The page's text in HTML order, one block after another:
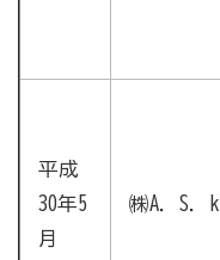
平成
30年5
月
㈱A．S．k